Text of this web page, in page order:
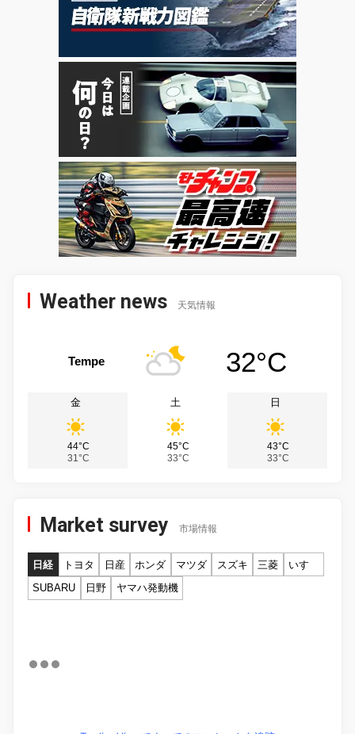
Weather news 天気情報
Tempe 32°C
金
44°C
31°C
土
45°C
33°C
日
43°C
33°C
Market survey 市場情報
日経 トヨタ 日産 ホンダ マツダ スズキ 三菱
いすゞ
SUBARU
日野 ヤマハ発動機